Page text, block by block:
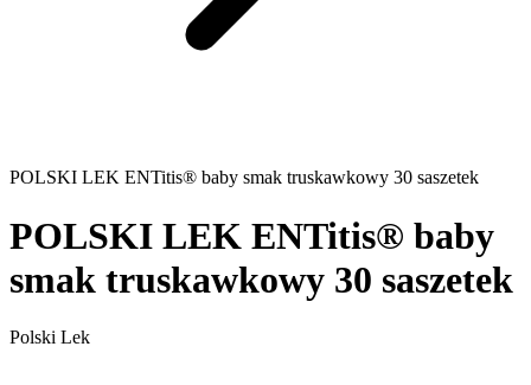
POLSKI LEK ENTitis® baby smak truskawkowy 30 saszetek
POLSKI LEK ENTitis® baby
smak truskawkowy 30 saszetek
Polski Lek